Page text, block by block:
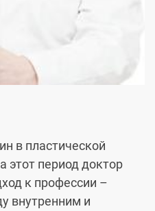
в пластической
этот период доктор
к профессии –
внутренним и